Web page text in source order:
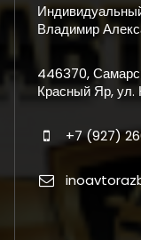
Владимир
446370,
Красный Яр, ул.
+7 (927)